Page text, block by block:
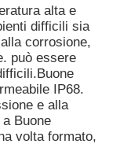
alta e
difficili sia
corrosione,
può essere
IP68.
e alla
Buone
volta formato,